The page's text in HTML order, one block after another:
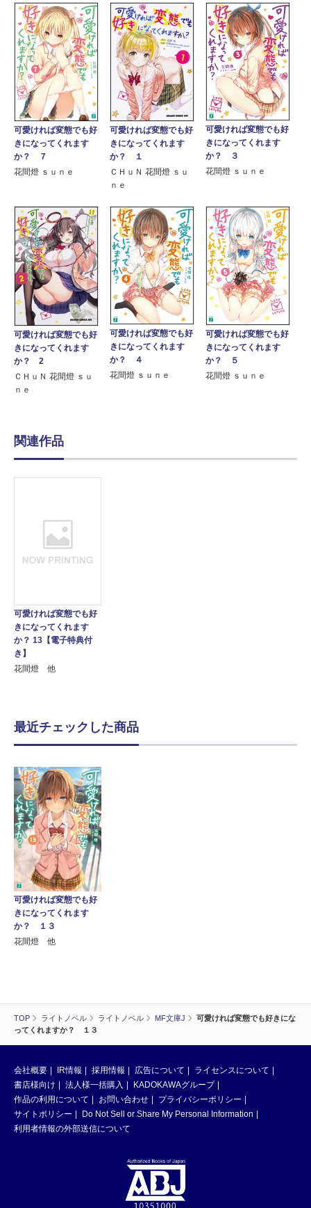
TOP ライトノベル ライトノベル MF文庫J
可愛ければ変態でも好きにな
ってくれますか？ １３
可愛ければ変態でも好
きになってくれます
か？ ７
花間燈 ｓｕｎｅ
可愛ければ変態でも好
きになってくれます
か？ １
ＣＨｕＮ 花間燈 ｓｕ
ｎｅ
可愛ければ変態でも好
きになってくれます
か？ ３
花間燈 ｓｕｎｅ
可愛ければ変態でも好
きになってくれます
か？ 2
ＣＨｕＮ 花間燈 ｓｕ
ｎｅ
可愛ければ変態でも好
きになってくれます
か？ ４
花間燈 ｓｕｎｅ
可愛ければ変態でも好
きになってくれます
か？ ５
花間燈 ｓｕｎｅ
関連作品
可愛ければ変態でも好
きになってくれます
か？ 13【電子特典付
き】
花間燈 他
最近チェックした商品
可愛ければ変態でも好
きになってくれます
か？ １３
花間燈 他
会社概要 IR情報 採用情報 広告について
ライセンスについて
書店様向け
法人様一括購入
KADOKAWAグループ
作品の利用について
お問い合わせ
プライバシーポリシー
サイトポリシー
Do Not Sell or Share My Personal Information
利用者情報の外部送信について